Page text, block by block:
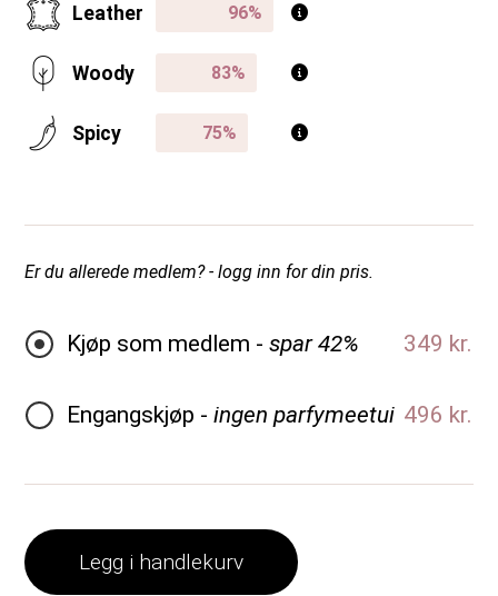
Leather
Woody
Spicy
Er du allerede medlem? - logg inn for din pris.
Kjøp som medlem - spar 42% 349 kr.
Engangskjøp - ingen parfymeetui 496 kr.
Legg i handlekurv